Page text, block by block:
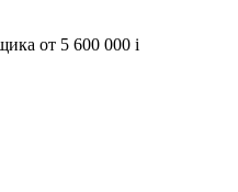
от 5 600 000 i